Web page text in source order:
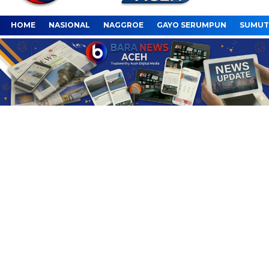
HOME NASIONAL NAGGROE GAYO SERUMPUN SUMUT